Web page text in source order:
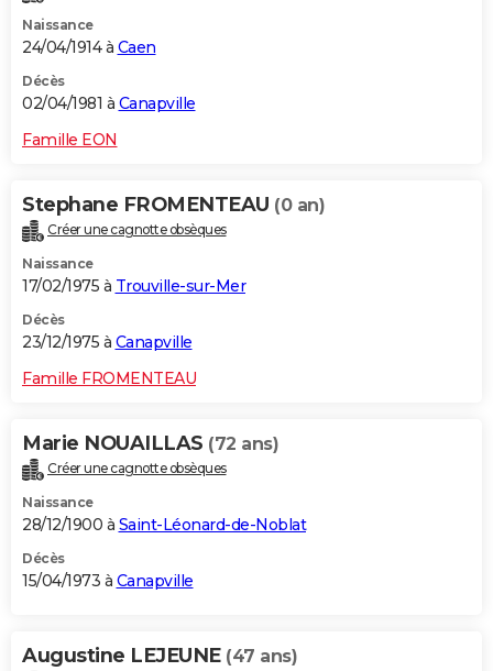
Naissance
24/04/1914 à Caen
Décès
02/04/1981 à Canapville
Famille EON
Stephane FROMENTEAU (0 an)
Créer une cagnotte obsèques
Naissance
17/02/1975 à Trouville-sur-Mer
Décès
23/12/1975 à Canapville
Famille FROMENTEAU
Marie NOUAILLAS (72 ans)
Créer une cagnotte obsèques
Naissance
28/12/1900 à Saint-Léonard-de-Noblat
Décès
15/04/1973 à Canapville
Augustine LEJEUNE (47 ans)